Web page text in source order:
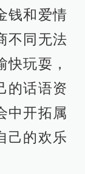
钱和爱情
不同无法
玩耍，
的话语资
中开拓属
己的欢乐